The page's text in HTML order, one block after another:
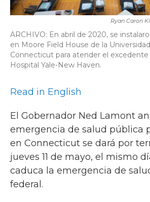
Ryan Caron
ARCHIVO: En abril de 2020, se
en Moore Field House de la
Connecticut para atender el
Hospital Yale-New Haven.
Read in English
El Gobernador Ned Lamont
emergencia de salud pública
en Connecticut se dará por
jueves 11 de mayo, el mismo
caduca la emergencia de
federal.